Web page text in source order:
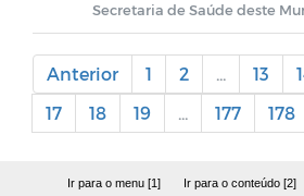
Secretaria de Saúde deste
Anterior 1 2 ... 13
17
18 19 ... 177 178
Ir para o menu [1] Ir para o conteúdo [2]